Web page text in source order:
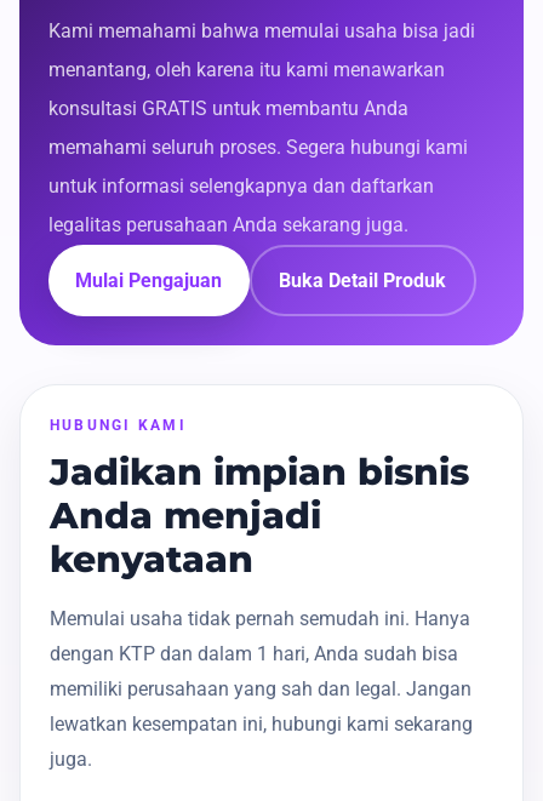
Kami memahami bahwa memulai usaha bisa jadi
menantang, oleh karena itu kami menawarkan
konsultasi GRATIS untuk membantu Anda
memahami seluruh proses. Segera hubungi kami
untuk informasi selengkapnya dan daftarkan
legalitas perusahaan Anda sekarang juga.
Mulai Pengajuan Buka Detail Produk
HUBUNGI KAMI
Jadikan impian bisnis
Anda menjadi
kenyataan
Memulai usaha tidak pernah semudah ini. Hanya
dengan KTP dan dalam 1 hari, Anda sudah bisa
memiliki perusahaan yang sah dan legal. Jangan
lewatkan kesempatan ini, hubungi kami sekarang
juga.